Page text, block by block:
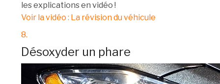
les explications en vidéo !
Voir la vidéo : La révision du véhicule
8.
Désoxyder un phare